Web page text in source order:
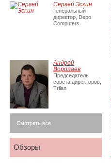
Сергей Эскин
Генеральный
директор, Depo
Computers
Андрей
Воропаев
Председатель
совета директоров,
Trilan
Смотреть все
Обзоры